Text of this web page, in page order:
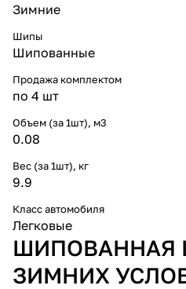
Зимние
Шипы
Шипованные
Продажа комплектом
по 4 шт
Объем (за 1шт), м3
0.08
Вес (за 1шт), кг
9.9
Класс автомобиля
Легковые
ШИПОВАННАЯ
ЗИМНИХ